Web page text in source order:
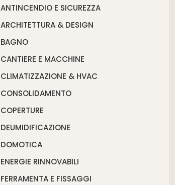
ANTINCENDIO E SICUREZZA
ARCHITETTURA & DESIGN
BAGNO
CANTIERE E MACCHINE
CLIMATIZZAZIONE & HVAC
CONSOLIDAMENTO
COPERTURE
DEUMIDIFICAZIONE
DOMOTICA
ENERGIE RINNOVABILI
FERRAMENTA E FISSAGGI